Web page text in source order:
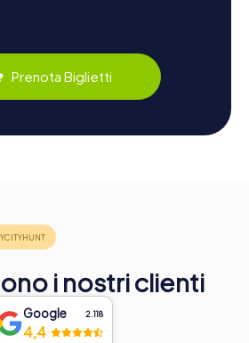
Prenota Biglietti
i nostri clienti
Google 2.118
4,4